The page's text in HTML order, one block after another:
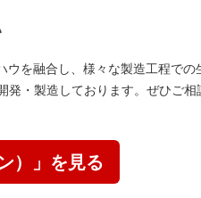
ウを融合し、様々な製造工程での
発・製造しております。ぜひご相
）」を見る